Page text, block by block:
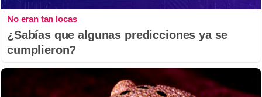
No eran tan locas
¿Sabías que algunas predicciones ya se
cumplieron?